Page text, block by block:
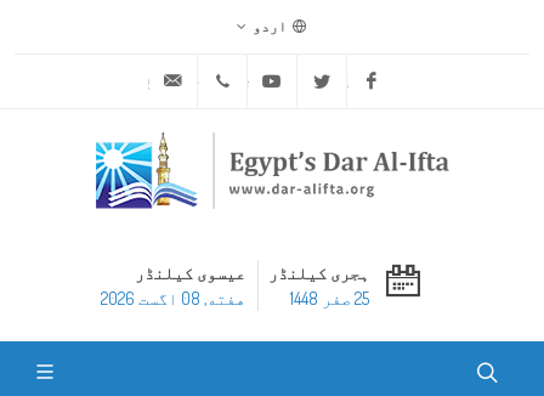
اردو
Facebook
Twitter
Youtube
ہجری کیلنڈر
25 صفر 1448
عیسوی کیلنڈر
هفته, 08 اگست 2026